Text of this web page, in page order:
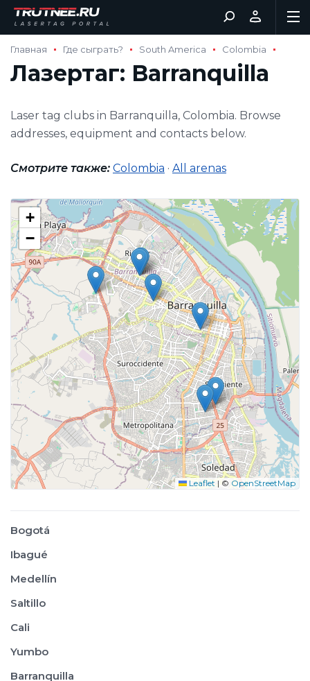
Главная Где сыграть? South America Colombia
Лазертаг: Barranquilla
Laser tag clubs in Barranquilla, Colombia. Browse
addresses, equipment and contacts below.
Смотрите также: Colombia · All arenas
+
−
Leaflet |© OpenStreetMap
Bogotá
Ibagué
Medellín
Saltillo
Cali
Yumbo
Barranquilla